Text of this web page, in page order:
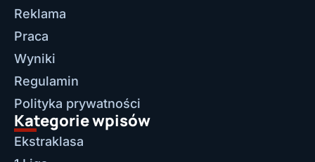
Reklama
Praca
Wyniki
Regulamin
Polityka prywatności
Kategorie wpisów
Ekstraklasa